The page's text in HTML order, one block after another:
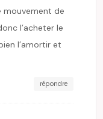
mouvement de
l’acheter le
l’amortir et
répondre